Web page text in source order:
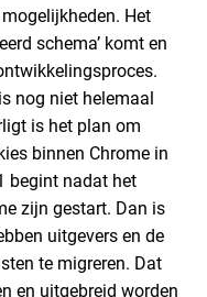
Het
schema’ komt en
nog niet helemaal
is het plan om
binnen Chrome in
begint nadat het
zijn gestart. Dan is
uitgevers en de
te migreren. Dat
en uitgebreid worden